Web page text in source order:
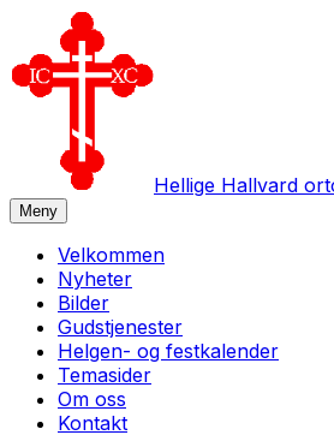
Hellige Hallvard
Meny
Velkommen
Nyheter
Bilder
Gudstjenester
Helgen- og festkalender
Temasider
Om oss
Kontakt